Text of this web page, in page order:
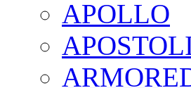
APOLLO